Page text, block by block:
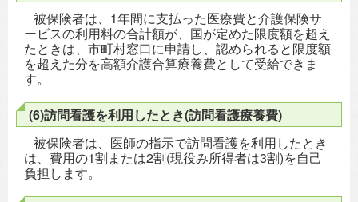
被保険者は、1年間に支払った医療費と介護保険サ
ービスの利用料の合計額が、国が定めた限度額を超え
たときは、市町村窓口に申請し、認められると限度額
を超えた分を高額介護合算療養費として受給できま
す。
(6)訪問看護を利用したとき(訪問看護療養費)
被保険者は、医師の指示で訪問看護を利用したとき
は、費用の1割または2割(現役み所得者は3割)を自己
負担します。